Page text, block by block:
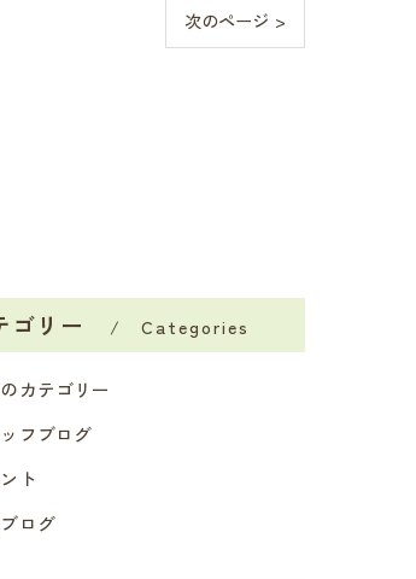
次のページ >
ゴリー Categories
カテゴリー
フブログ
ト
ログ